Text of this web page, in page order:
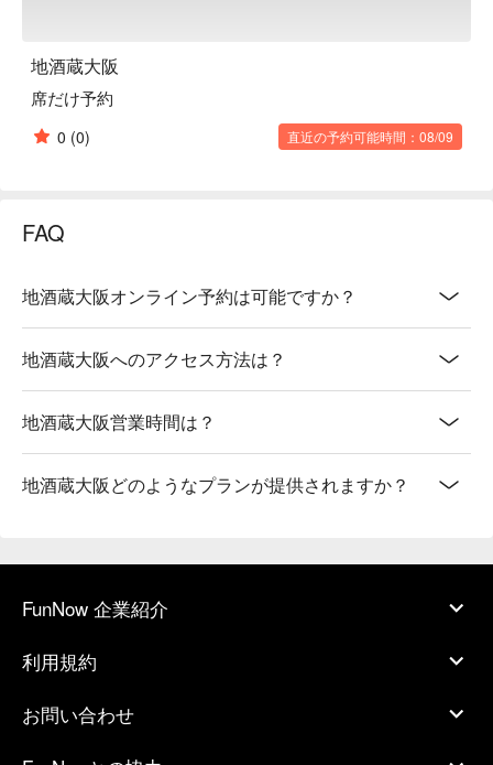
地酒蔵大阪
席だけ予約
0 (0) 直近の予約可能時間：08/09
FAQ
地酒蔵大阪オンライン予約は可能ですか？
地酒蔵大阪へのアクセス方法は？
地酒蔵大阪営業時間は？
地酒蔵大阪どのようなプランが提供されますか？
FunNow 企業紹介
利用規約
お問い合わせ